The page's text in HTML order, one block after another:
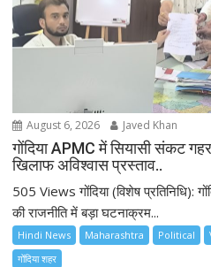
o
n
August 6, 2026 Javed Khan
गोंदिया APMC में सियासी संकट
खिलाफ अविश्वास प्रस्ताव..
505 Views गोंदिया (विशेष प्रतिनिधि):
की राजनीति में बड़ा घटनाक्रम...
Hindi News Maharashtra Political
गोंदिया शहर